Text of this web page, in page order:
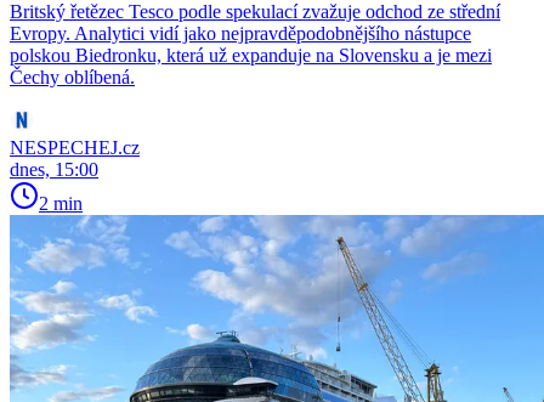
Britský řetězec Tesco podle spekulací zvažuje odchod ze střední
Evropy. Analytici vidí jako nejpravděpodobnějšího nástupce
polskou Biedronku, která už expanduje na Slovensku a je mezi
Čechy oblíbená.
NESPECHEJ.cz
dnes, 15:00
2 min